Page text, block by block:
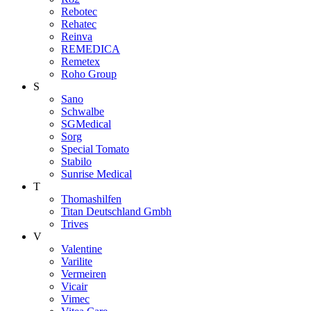
Rebotec
Rehatec
Reinva
REMEDICA
Remetex
Roho Group
S
Sano
Schwalbe
SGMedical
Sorg
Special Tomato
Stabilo
Sunrise Medical
T
Thomashilfen
Titan Deutschland Gmbh
Trives
V
Valentine
Varilite
Vermeiren
Vicair
Vimec